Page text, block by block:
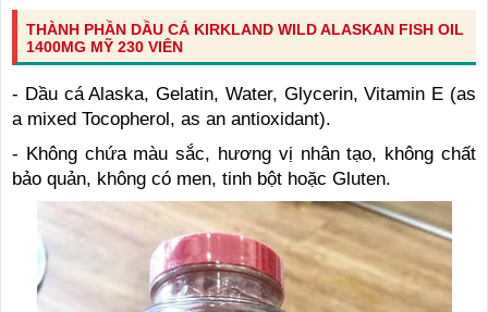
THÀNH PHẦN DẦU CÁ KIRKLAND WILD ALASKAN FISH OIL
1400MG MỸ 230 VIÊN
- Dầu cá Alaska, Gelatin, Water, Glycerin, Vitamin E (as
a mixed Tocopherol, as an antioxidant).
- Không chứa màu sắc, hương vị nhân tạo, không chất
bảo quản, không có men, tinh bột hoặc Gluten.